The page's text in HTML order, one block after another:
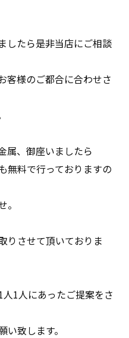
したら是非当店にご相談
客様のご都合に合わせさ
属、御座いましたら
無料で行っておりますの
りさせて頂いておりま
1人にあったご提案をさ
致します。